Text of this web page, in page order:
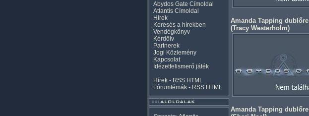
Abydos Gate Címoldal
Atlantis Címoldal
Hírek
Keresés a hírekben
Vendégkönyv
Kérdőív
Partnerek
Jogi Közlemény
Kapcsolat
Idézetfelismerő játék
Hírek - RSS HTML
Fórumtémák - RSS HTML
Amanda Tapping dublőre
(Tracy Westerholm)
Amanda Tapping dublőre